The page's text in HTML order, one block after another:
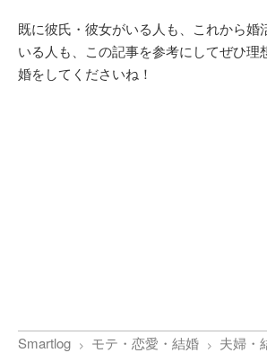
既に彼氏・彼女がいる人も、これから婚
いる人も、この記事を参考にしてぜひ理
婚をしてくださいね！
Smartlog モテ・恋愛・結婚 夫婦・